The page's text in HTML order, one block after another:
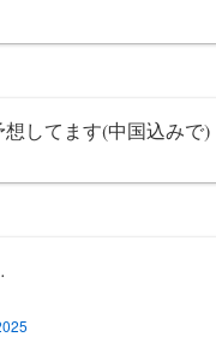
してます(中国込みで)